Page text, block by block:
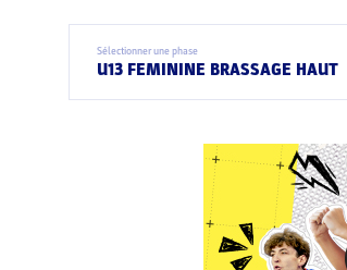
Sélectionner une phase
U13 FEMININE BRASSAGE HAUT